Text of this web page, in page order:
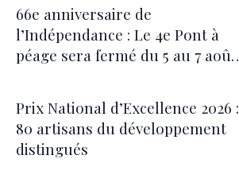
66e anniversaire de
l’Indépendance : Le 4e Pont à
péage sera fermé du 5 au 7 août
Prix National d’Excellence 2026 :
80 artisans du développement
distingués